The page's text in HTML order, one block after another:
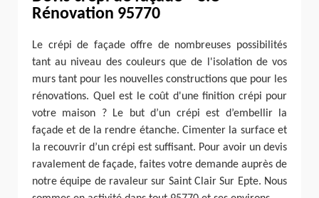
Rénovation 95770
Le crépi de façade offre de nombreuses possibilités
tant au niveau des couleurs que de l'isolation de vos
murs tant pour les nouvelles constructions que pour les
rénovations. Quel est le coût d'une finition crépi pour
votre maison ? Le but d’un crépi est d’embellir la
façade et de la rendre étanche. Cimenter la surface et
la recouvrir d’un crépi est suffisant. Pour avoir un devis
ravalement de façade, faites votre demande auprès de
notre équipe de ravaleur sur Saint Clair Sur Epte. Nous